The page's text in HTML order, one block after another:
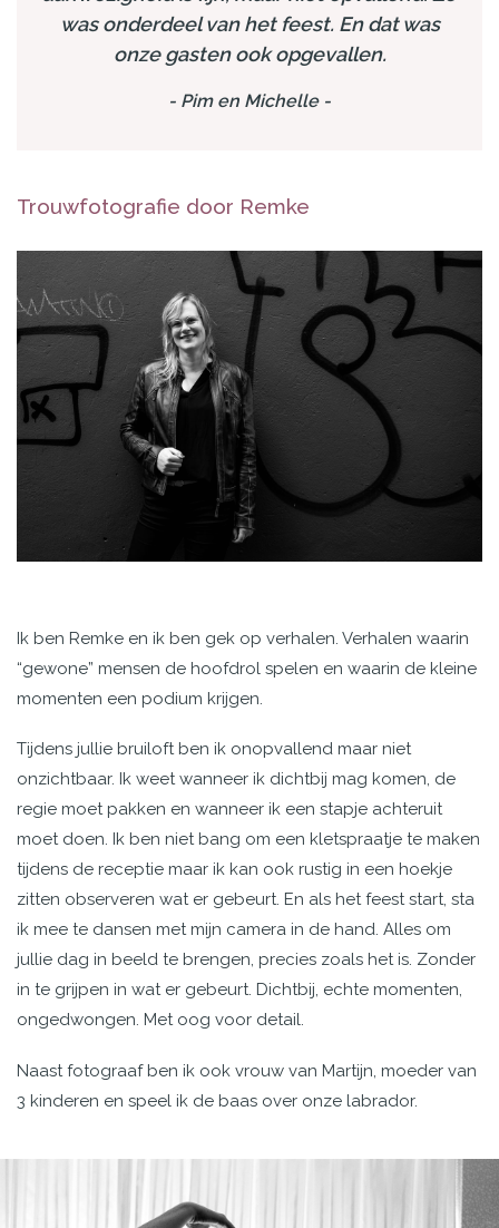
was onderdeel van het feest. En dat was
onze gasten ook opgevallen.
- Pim en Michelle-
Trouwfotografie door Remke
Ik ben Remke en ik ben gek op verhalen. Verhalen waarin
“gewone” mensen de hoofdrol spelen en waarin de kleine
momenten een podium krijgen.
Tijdens jullie bruiloft ben ik onopvallend maar niet
onzichtbaar. Ik weet wanneer ik dichtbij mag komen, de
regie moet pakken en wanneer ik een stapje achteruit
moet doen. Ik ben niet bang om een kletspraatje te maken
tijdens de receptie maar ik kan ook rustig in een hoekje
zitten observeren wat er gebeurt. En als het feest start, sta
ik mee te dansen met mijn camera in de hand. Alles om
jullie dag in beeld te brengen, precies zoals het is. Zonder
in te grijpen in wat er gebeurt. Dichtbij, echte momenten,
ongedwongen. Met oog voor detail.
Naast fotograaf ben ik ook vrouw van Martijn, moeder van
3 kinderen en speel ik de baas over onze labrador.